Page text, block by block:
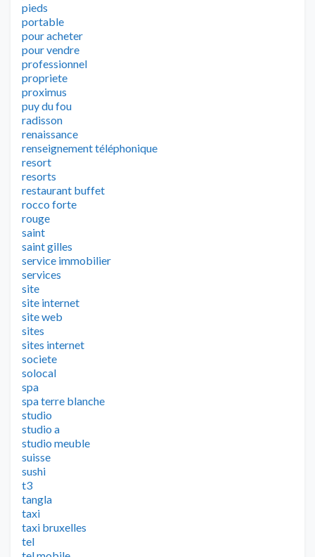
pieds
portable
pour acheter
pour vendre
professionnel
propriete
proximus
puy du fou
radisson
renaissance
renseignement téléphonique
resort
resorts
restaurant buffet
rocco forte
rouge
saint
saint gilles
service immobilier
services
site
site internet
site web
sites
sites internet
societe
solocal
spa
spa terre blanche
studio
studio a
studio meuble
suisse
sushi
t3
tangla
taxi
taxi bruxelles
tel